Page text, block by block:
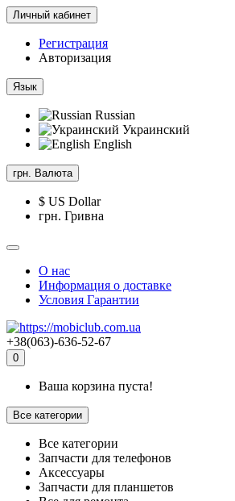
Личный кабинет
Регистрация
Авторизация
Язык
Russian
Украинский
English
грн. Валюта
$ US Dollar
грн. Гривна
О нас
Информация о доставке
Условия Гарантии
+38(063)-636-52-67
0
Ваша корзина пуста!
Все категории
Все категории
Запчасти для телефонов
Аксессуары
Запчасти для планшетов